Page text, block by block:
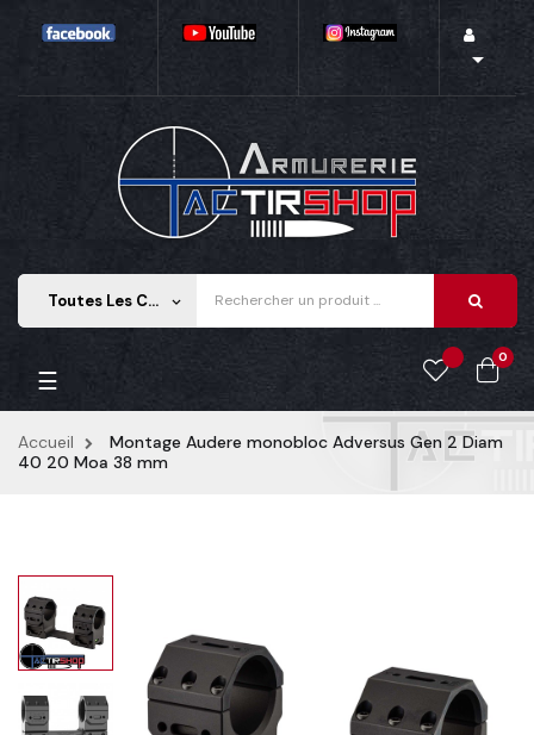

Toutes Les Catégories keyboard_arrow_down
0
Basculer
la
☰
Accueil
Montage Audere monobloc Adversus Gen 2 Diam
40 20 Moa 38 mm